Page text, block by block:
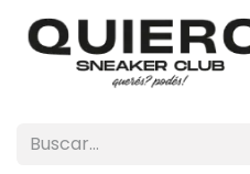
Ir al contenido